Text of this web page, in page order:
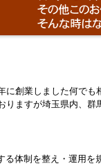
に創業しました何で
りますが埼玉県内、群
る体制を整え・運用